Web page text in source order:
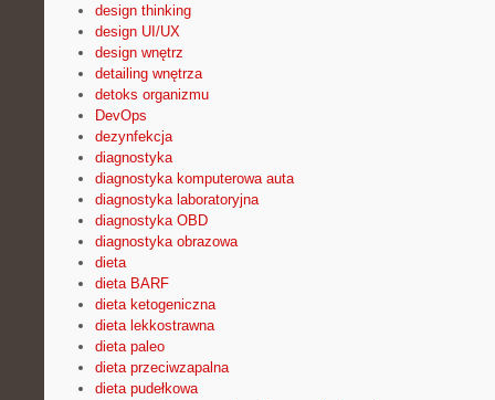
design thinking
design UI/UX
design wnętrz
detailing wnętrza
detoks organizmu
DevOps
dezynfekcja
diagnostyka
diagnostyka komputerowa auta
diagnostyka laboratoryjna
diagnostyka OBD
diagnostyka obrazowa
dieta
dieta BARF
dieta ketogeniczna
dieta lekkostrawna
dieta paleo
dieta przeciwzapalna
dieta pudełkowa